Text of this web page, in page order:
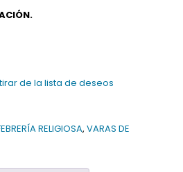
de la lista de deseos
RELIGIOSA, VARAS DE